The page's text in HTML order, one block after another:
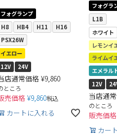
フォグランプ
H8
HB4 H11
H16
PSX26W
イエロー
12V
24V
店通常価格 ¥9,860
ところ
売価格 ¥9,860税込
カートに入れる
フォグラ
L1B
ホワイト
レモンイ
ライムイ
エメラル
12V
当店通
のところ
販売価格
カー